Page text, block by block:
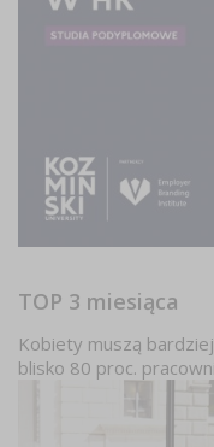
TOP 3 miesiąca
Kobiety muszą
blisko 80 proc.